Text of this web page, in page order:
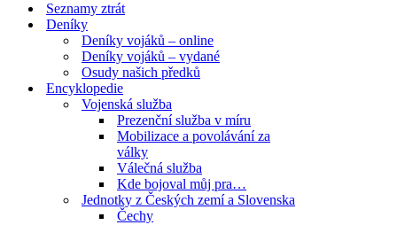
Seznamy ztrát
Deníky
Deníky vojáků – online
Deníky vojáků – vydané
Osudy našich předků
Encyklopedie
Vojenská služba
Prezenční služba v míru
Mobilizace a povolávání za
války
Válečná služba
Kde bojoval můj pra…
Jednotky z Českých zemí a Slovenska
Čechy